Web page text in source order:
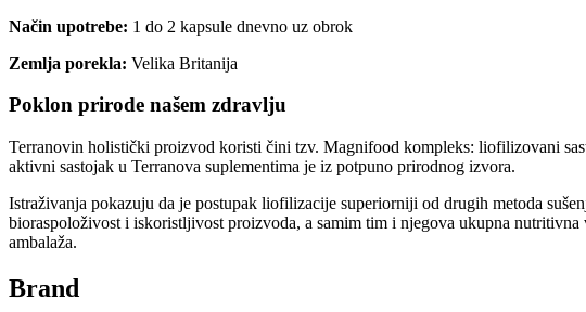
Način upotrebe: 1 do 2 kapsule dnevno uz obrok
Zemlja porekla: Velika Britanija
Poklon prirode našem zdravlju
Terranovin holistički proizvod koristi čini tzv. Magnifood kompleks: liofilizovani
aktivni sastojak u Terranova suplementima je iz potpuno prirodnog izvora.
Istraživanja pokazuju da je postupak liofilizacije superiorniji od drugih metoda
bioraspoloživost i iskoristljivost proizvoda, a samim tim i njegova ukupna
ambalaža.
Brand